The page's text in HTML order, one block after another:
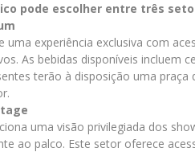
pode escolher entre três
uma experiência exclusiva com
As bebidas disponíveis incluem
terão à disposição uma
uma visão privilegiada dos
ao palco. Este setor oferece